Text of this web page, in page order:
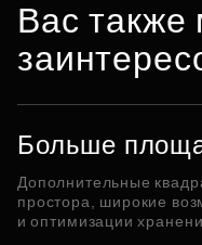
Вас также
Больше
Дополнительные
простора, широкие
и оптимизации